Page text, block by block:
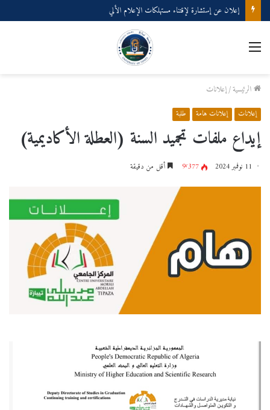
إعلان عن إستشارة لإقتناء مستهلكات الإعلام الألي
القائمة
الرئيسية/إعلانات
إعلانات إعلانات هامة طلبة
إيداع ملفات تجميد السنة (العطلة الأكاديمية)
11 نوفمبر 2024 9٬377 أقل من دقيقة